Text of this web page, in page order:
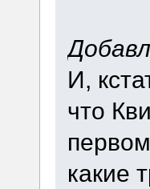
И,
что
какие